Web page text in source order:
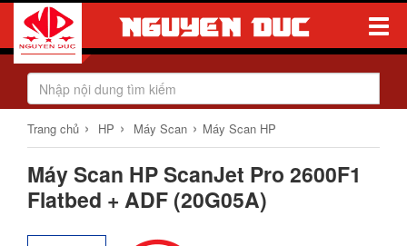
Toggle
Trang chủ › HP › Máy Scan › Máy Scan HP
Máy Scan HP ScanJet Pro 2600F1
Flatbed + ADF (20G05A)